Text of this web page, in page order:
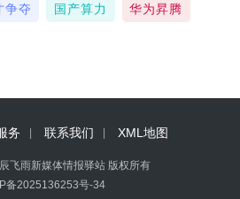
争夺 国产算力 华为昇腾
务 联系我们 XML地图
飞雨新媒体情报驿站 版权所有
备2025136253号-34